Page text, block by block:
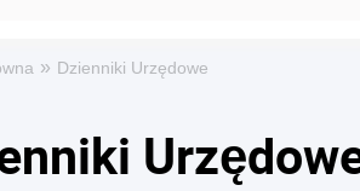
» Dzienniki Urzędowe